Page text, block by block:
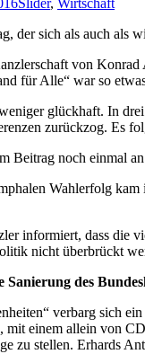
Slider, Wirtschaft
der sich als auch als
von Konrad
für Alle“ war so
glückhaft. In
zurückzog. Es
Beitrag noch einmal
Wahlerfolg
informiert, dass die
nicht überbrückt
des
verbarg sich
mit einem allein von
zu stellen. Erhards